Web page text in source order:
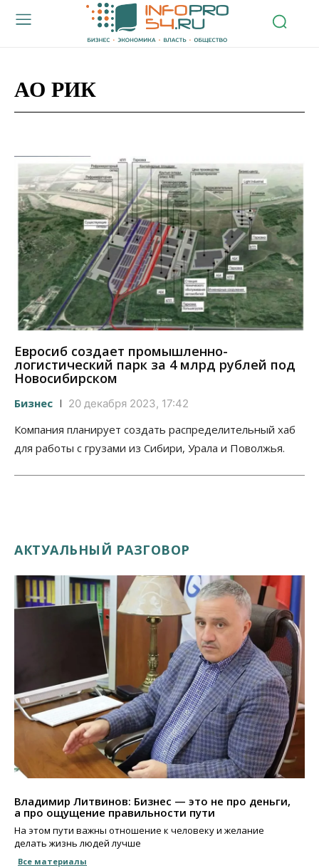
АО РИК
Евросиб создает промышленно-
логистический парк за 4 млрд рублей под
Новосибирском
Бизнес 20 декабря 2023, 17:42
Компания планирует создать распределительный хаб
для работы с грузами из Сибири, Урала и Поволжья.
АКТУАЛЬНЫЙ РАЗГОВОР
Владимир Литвинов: Бизнес — это не про деньги,
а про ощущение правильности пути
На этом пути важны отношение к человеку и желание
делать жизнь людей лучше
Все материалы